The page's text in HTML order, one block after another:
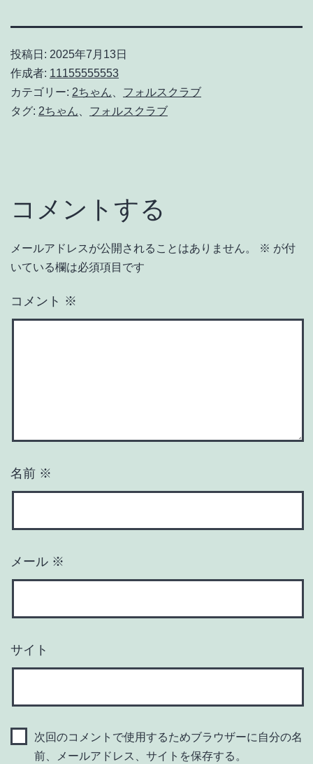
投稿日: 2025年7月13日
作成者: 11155555553
カテゴリー: 2ちゃん
フォルスクラブ
タグ: 2ちゃん フォルスクラブ
コメントする
メールアドレスが公開されることはありません。 ※ が付
いている欄は必須項目です
コメント ※
名前 ※
メール ※
サイト
次回のコメントで使用するためブラウザーに自分の名
前、メールアドレス、サイトを保存する。